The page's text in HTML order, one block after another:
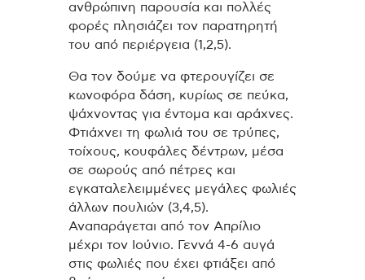
ανθρώπινη παρουσία και πολλές
φορές πλησιάζει τον παρατηρητή
του από περιέργεια (1,2,5).
Θα τον δούμε να φτερουγίζει σε
κωνοφόρα δάση, κυρίως σε πεύκα,
ψάχνοντας για έντομα και αράχνες.
Φτιάχνει τη φωλιά του σε τρύπες,
τοίχους, κουφάλες δέντρων, μέσα
σε σωρούς από πέτρες και
εγκαταλελειμμένες μεγάλες φωλιές
άλλων πουλιών (3,4,5).
Αναπαράγεται από τον Απρίλιο
μέχρι τον Ιούνιο. Γεννά 4-6 αυγά
στις φωλιές που έχει φτιάξει από